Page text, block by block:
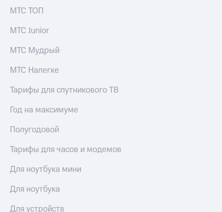
на тарифы,
общие
и услуги,
к геолокации
Кино,
книги
только
Безопасность
Финансы
Детям
и родителям
Здоровье
Музыка
Строки
Live
Гудок
Мой
приложения
Инвестиции
Получайте
МТС ТОП
МТС Junior
МТС Мудрый
МТС Налегке
Тарифы для спутникового ТВ
Год на максимуме
Полугодовой
Тарифы для часов и модемов
Для ноутбука мини
Для ноутбука
Для устройств